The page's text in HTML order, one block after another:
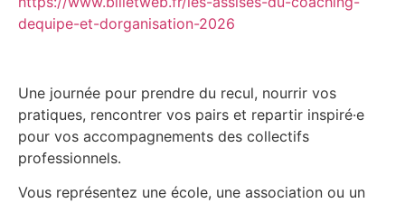
dequipe-et-dorganisation-2026
Une journée pour prendre du recul, nourrir vos
pratiques, rencontrer vos pairs et repartir inspiré·e
pour vos accompagnements des collectifs
professionnels.
Vous représentez une école, une association ou un